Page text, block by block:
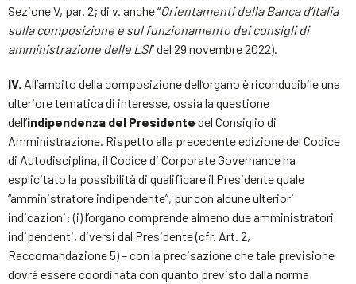
Sezione V, par. 2; di v. anche “Orientamenti della Banca d’Italia
sulla composizione e sul funzionamento dei consigli di
amministrazione delle LSI” del 29 novembre 2022).
IV. All’ambito della composizione dell’organo è riconducibile una
ulteriore tematica di interesse, ossia la questione
dell’indipendenza del Presidente del Consiglio di
Amministrazione. Rispetto alla precedente edizione del Codice
di Autodisciplina, il Codice di Corporate Governance ha
esplicitato la possibilità di qualificare il Presidente quale
“amministratore indipendente”, pur con alcune ulteriori
indicazioni: (i) l’organo comprende almeno due amministratori
indipendenti, diversi dal Presidente (cfr. Art. 2,
Raccomandazione 5) – con la precisazione che tale previsione
dovrà essere coordinata con quanto previsto dalla norma